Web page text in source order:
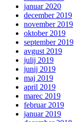
januar 2020
december 2019
november 2019
oktober 2019
september 2019
avgust 2019
julij 2019
junij 2019
maj 2019
april 2019
marec 2019
februar 2019
januar 2019